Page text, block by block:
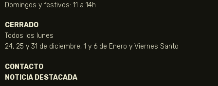
Domingos y festivos: 11 a 14h
CERRADO
Todos los lunes
24, 25 y 31 de diciembre, 1 y 6 de Enero y Viernes Santo
CONTACTO
NOTICIA DESTACADA